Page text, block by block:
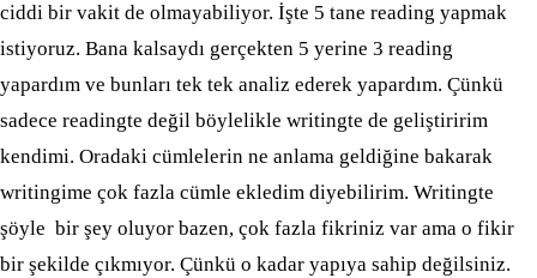
ciddi bir vakit de olmayabiliyor. İşte 5 tane reading yapmak
istiyoruz. Bana kalsaydı gerçekten 5 yerine 3 reading
yapardım ve bunları tek tek analiz ederek yapardım. Çünkü
sadece readingte değil böylelikle writingte de geliştiririm
kendimi. Oradaki cümlelerin ne anlama geldiğine bakarak
writingime çok fazla cümle ekledim diyebilirim. Writingte
şöyle bir şey oluyor bazen, çok fazla fikriniz var ama o fikir
bir şekilde çıkmıyor. Çünkü o kadar yapıya sahip değilsiniz.